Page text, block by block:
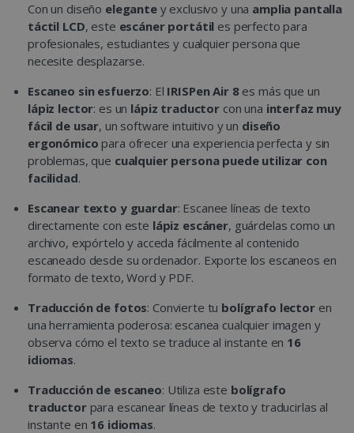
Con un diseño elegantey exclusivo y una amplia pantalla
táctil LCD, este escáner portátil es perfecto para
profesionales, estudiantes y cualquier persona que
necesite desplazarse.
Escaneo sin esfuerzo: El IRISPen Air 8es más que un
lápiz lector: es un lápiz traductorcon una interfaz muy
fácil de usar, un software intuitivo y un diseño
ergonómico para ofrecer una experiencia perfecta y sin
problemas, que cualquier persona puede utilizar con
facilidad.
Escanear texto y guardar: Escanee líneas de texto
directamente con este lápiz escáner, guárdelas como un
archivo, expórtelo y acceda fácilmente al contenido
escaneado desde su ordenador. Exporte los escaneos en
formato de texto, Word y PDF.
Traducción de fotos: Convierte tu bolígrafo lectoren
una herramienta poderosa: escanea cualquier imagen y
observa cómo el texto se traduce al instante en 16
idiomas.
Traducción de escaneo: Utiliza este bolígrafo
traductorpara escanear líneas de texto y traducirlas al
instante en 16 idiomas.